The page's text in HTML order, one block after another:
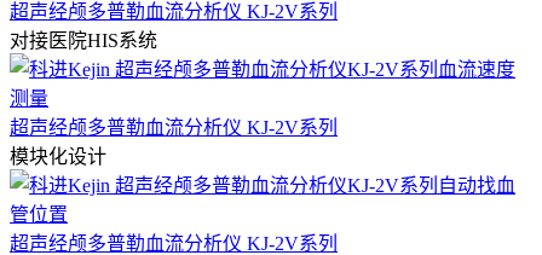
超声经颅多普勒血流分析仪 KJ-2V系列
对接医院HIS系统
超声经颅多普勒血流分析仪 KJ-2V系列
模块化设计
超声经颅多普勒血流分析仪 KJ-2V系列